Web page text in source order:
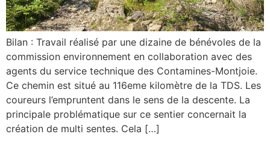
Bilan : Travail réalisé par une dizaine de bénévoles de la
commission environnement en collaboration avec des
agents du service technique des Contamines-Montjoie.
Ce chemin est situé au 116eme kilomètre de la TDS. Les
coureurs l’empruntent dans le sens de la descente. La
principale problématique sur ce sentier concernait la
création de multi sentes. Cela […]